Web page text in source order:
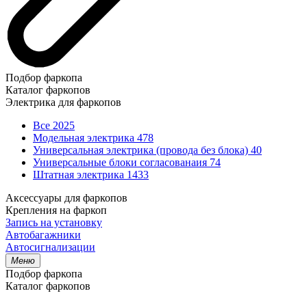
Подбор фаркопа
Каталог фаркопов
Электрика для фаркопов
Все 2025
Модельная электрика 478
Универсальная электрика (провода без блока) 40
Универсальные блоки согласованаия 74
Штатная электрика 1433
Аксессуары для фаркопов
Крепления на фаркоп
Запись на установку
Автобагажники
Автосигнализации
Меню
Подбор фаркопа
Каталог фаркопов